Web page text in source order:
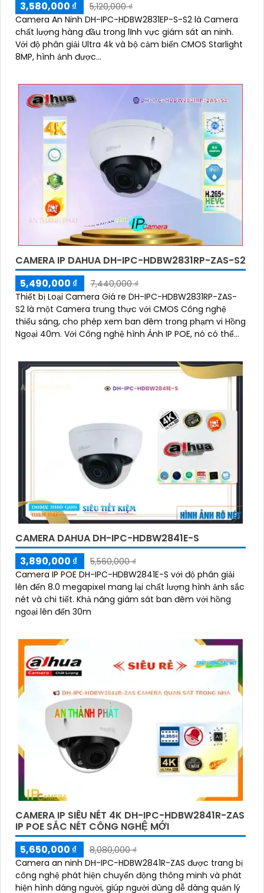
3,580,000 ₫
5,120,000 ₫
Camera An Ninh DH-IPC-HDBW2831EP-S-S2 là Camera
chất lượng hàng đầu trong lĩnh vực giám sát an ninh.
Với độ phân giải Ultra 4k và bộ cảm biến CMOS Starlight
8MP, hình ảnh được...
CAMERA IP DAHUA DH-IPC-HDBW2831RP-ZAS-S2
5,490,000 ₫
7,440,000 ₫
Thiết bị Loại Camera Giá re DH-IPC-HDBW2831RP-ZAS-
S2 là một Camera trung thực với CMOS Công nghệ
thiếu sáng, cho phép xem ban đêm trong phạm vi Hồng
Ngoại 40m. Với Công nghệ hình Ảnh IP POE, nó có thể
CAMERA DAHUA DH-IPC-HDBW2841E-S
3,890,000 ₫
5,560,000 ₫
Camera IP POE DH-IPC-HDBW2841E-S với độ phân giải
lên đến 8.0 megapixel mang lại chất lượng hình ảnh sắc
nét và chi tiết. Khả năng giám sát ban đêm với hồng
ngoại lên đến 30m
CAMERA IP SIÊU NÉT 4K DH-IPC-HDBW2841R-ZAS
IP POE SẮC NÉT CÔNG NGHỆ MỚI
5,650,000 ₫
8,080,000 ₫
Camera an ninh DH-IPC-HDBW2841R-ZAS được trang bị
công nghệ phát hiện chuyển động thông minh và phát
hiện hình dáng người, giúp người dùng dễ dàng quản lý